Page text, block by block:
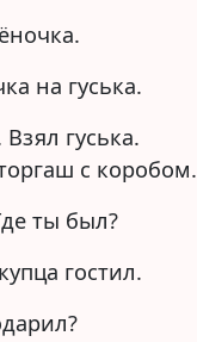
на гуська.
гуська.
с коробом.
ты был?
гостил.